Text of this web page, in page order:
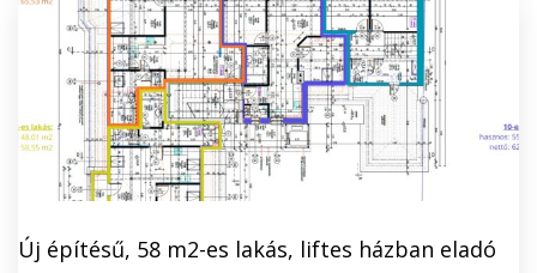
Új építésű, 58 m2-es lakás, liftes házban eladó